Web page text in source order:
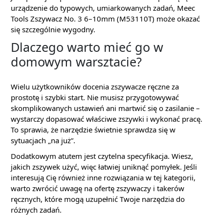
urządzenie do typowych, umiarkowanych zadań, Meec
Tools Zszywacz No. 3 6–10mm (M53110T) może okazać
się szczególnie wygodny.
Dlaczego warto mieć go w
domowym warsztacie?
Wielu użytkowników docenia zszywacze ręczne za
prostotę i szybki start. Nie musisz przygotowywać
skomplikowanych ustawień ani martwić się o zasilanie –
wystarczy dopasować właściwe zszywki i wykonać pracę.
To sprawia, że narzędzie świetnie sprawdza się w
sytuacjach „na już”.
Dodatkowym atutem jest czytelna specyfikacja. Wiesz,
jakich zszywek użyć, więc łatwiej uniknąć pomyłek. Jeśli
interesują Cię również inne rozwiązania w tej kategorii,
warto zwrócić uwagę na ofertę zszywaczy i takerów
ręcznych, które mogą uzupełnić Twoje narzędzia do
różnych zadań.